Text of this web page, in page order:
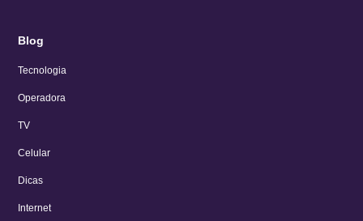
Blog
Tecnologia
Operadora
TV
Celular
Dicas
Internet